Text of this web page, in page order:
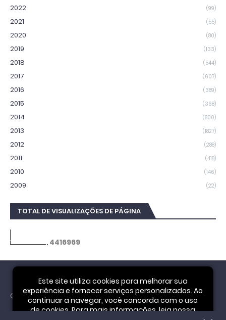
2022 (99)
2021 (55)
2020 (80)
2019 (133)
2018 (544)
2017 (607)
2016 (389)
2015 (368)
2014 (800)
2013 (1827)
2012 (288)
2011 (418)
2010 (146)
2009 (22)
TOTAL DE VISUALIZAÇÕES DE PÁGINA
4416969
Cookie Notice
Este site utiliza cookies para melhorar sua
experiência e fornecer serviços personalizados. Ao
continuar a navegar, você concorda com o uso
de cookies. Para mais informações, leia nossa